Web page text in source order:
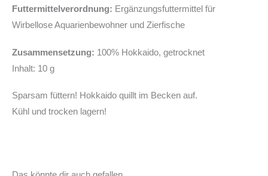
Futtermittelverordnung: Ergänzungsfuttermittel für
Wirbellose Aquarienbewohner und Zierfische
Zusammensetzung: 100% Hokkaido, getrocknet
Inhalt: 10 g
Sparsam füttern! Hokkaido quillt im Becken auf.
Kühl und trocken lagern!